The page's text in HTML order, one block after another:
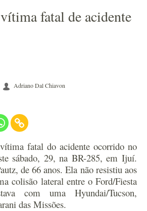
fatal de acidente
Adriano Dal Chiavon
fatal do acidente ocorrido no
sábado, 29, na BR-285, em Ijuí.
de 66 anos. Ela não resistiu aos
colisão lateral entre o Ford/Fiesta
com uma Hyundai/Tucson,
das Missões.